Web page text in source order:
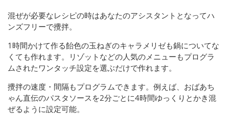
混ぜが必要なレシピの時はあなたのアシスタントとなってハ
ンズフリーで攪拌。
1時間かけて作る飴色の玉ねぎのキャラメリゼも鍋についてな
くても作れます。リゾットなどの人気のメニューもプログラ
ムされたワンタッチ設定を選ぶだけで作れます。
攪拌の速度・間隔もプログラムできます。例えば、おばあち
ゃん直伝のパスタソースを2分ごとに4時間ゆっくりとかき混
ぜるように設定可能。